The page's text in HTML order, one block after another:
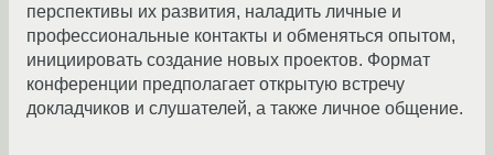
перспективы их развития, наладить личные и
профессиональные контакты и обменяться опытом,
инициировать создание новых проектов. Формат
конференции предполагает открытую встречу
докладчиков и слушателей, а также личное общение.